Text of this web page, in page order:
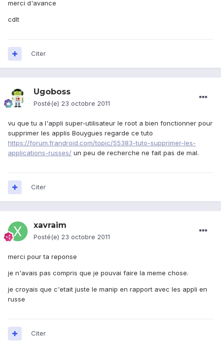
merci d'avance
cdlt
Citer
Ugoboss
Posté(e) 23 octobre 2011
vu que tu a l'appli super-utilisateur le root a bien fonctionner pour
supprimer les applis Bouygues regarde ce tuto
https://forum.frandroid.com/topic/55383-tuto-supprimer-les-
applications-russes/ un peu de recherche ne fait pas de mal.
Citer
xavraim
Posté(e) 23 octobre 2011
merci pour ta reponse
je n'avais pas compris que je pouvai faire la meme chose.
je croyais que c'etait juste le manip en rapport avec les appli en
russe
Citer